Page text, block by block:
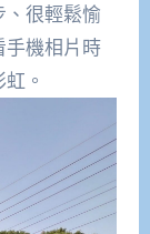
很輕鬆愉
手機相片時
。